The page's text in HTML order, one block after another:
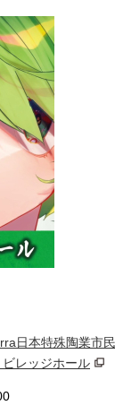
日本特殊陶業市
レッジホール